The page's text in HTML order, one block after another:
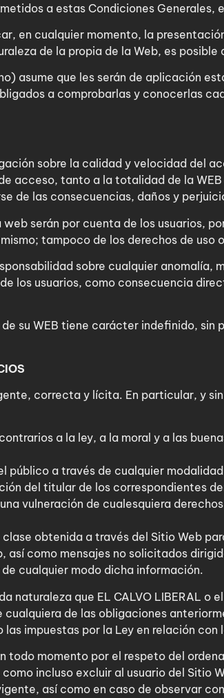
a estas Condiciones Generales,
en cualquier momento, la
de la propia de la Web, es posible
asume que les serán de aplicación
a comprobarlas y conocerlas
sobre la calidad y velocidad del
acceso, tanto a la totalidad de la
de las consecuencias, daños y
serán por cuenta de los usuarios,
tampoco de los derechos de uso
sobre cualquier
los usuarios, como consecuencia
su WEB tiene carácter indefinido,
correcta y lícita. En particular, y
a la ley, a la moral y a las
público a través de cualquier
del titular de los correspondientes
vulneración de cualesquiera
obtenida a través del Sitio Web
como mensajes no solicitados
cualquier modo dicha información.
naturaleza que EL CALVO LIBERAL o
de las obligaciones
impuestas por la Ley en relación
todo momento por el respeto del
incluso excluir al usuario del Sitio
así como en caso de observar